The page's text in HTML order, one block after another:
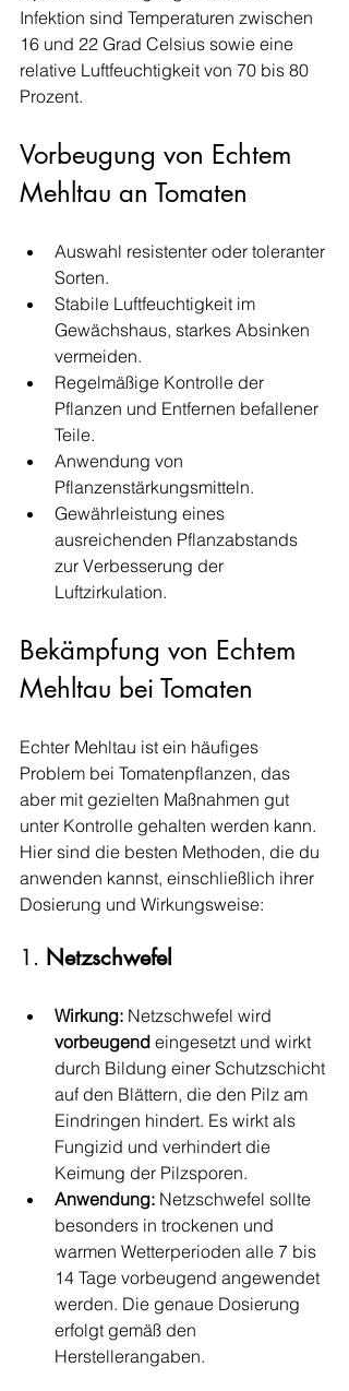
Infektion sind Temperaturen zwischen
16 und 22 Grad Celsius sowie eine
relative Luftfeuchtigkeit von 70 bis 80
Prozent.
Vorbeugung von Echtem
Mehltau an Tomaten
Auswahl resistenter oder toleranter
Sorten.
Stabile Luftfeuchtigkeit im
Gewächshaus, starkes Absinken
vermeiden.
Regelmäßige Kontrolle der
Pflanzen und Entfernen befallener
Teile.
Anwendung von
Pflanzenstärkungsmitteln.
Gewährleistung eines
ausreichenden Pflanzabstands
zur Verbesserung der
Luftzirkulation.
Bekämpfung von Echtem
Mehltau bei Tomaten
Echter Mehltau ist ein häufiges
Problem bei Tomatenpflanzen, das
aber mit gezielten Maßnahmen gut
unter Kontrolle gehalten werden kann.
Hier sind die besten Methoden, die du
anwenden kannst, einschließlich ihrer
Dosierung und Wirkungsweise:
1. Netzschwefel
Wirkung: Netzschwefel wird
vorbeugend eingesetzt und wirkt
durch Bildung einer Schutzschicht
auf den Blättern, die den Pilz am
Eindringen hindert. Es wirkt als
Fungizid und verhindert die
Keimung der Pilzsporen.
Anwendung: Netzschwefel sollte
besonders in trockenen und
warmen Wetterperioden alle 7 bis
14 Tage vorbeugend angewendet
werden. Die genaue Dosierung
erfolgt gemäß den
Herstellerangaben.